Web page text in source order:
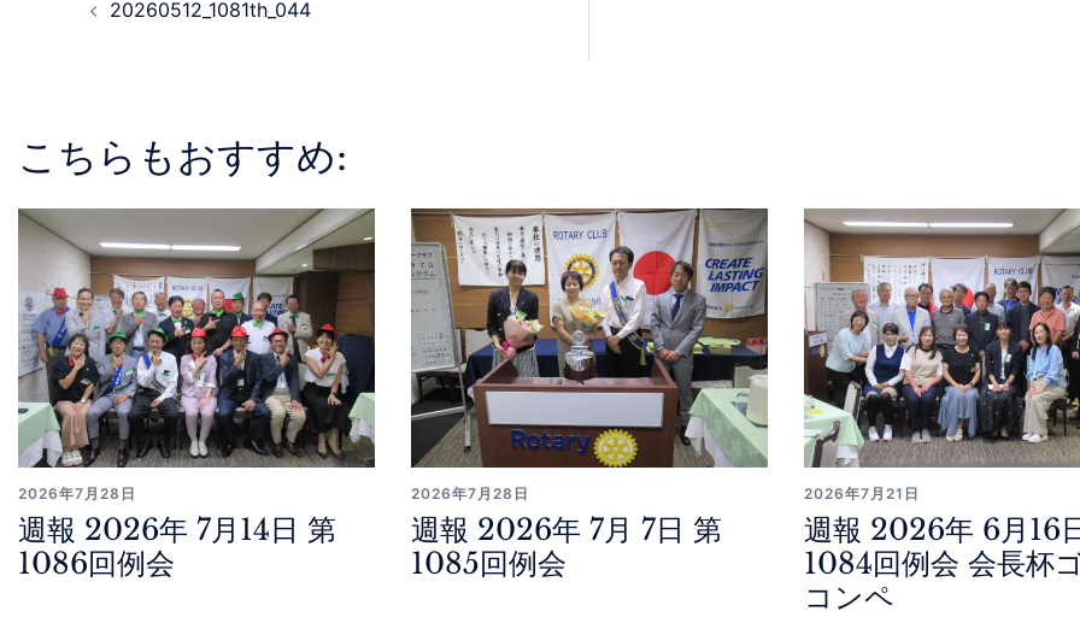
20260512_1081th_044
こちらもおすすめ:
2026年7月28日
週報 2026年 7月14日 第
1086回例会
2026年7月28日
週報 2026年 7月 7日 第
1085回例会
2026年7月21日
週報 2026年 6月16
1084回例会 会長杯
コンペ